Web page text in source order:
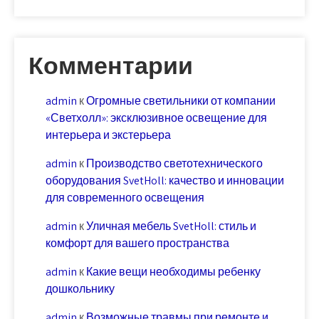
Комментарии
admin кОгромные светильники от компании
«Светхолл»: эксклюзивное освещение для
интерьера и экстерьера
admin кПроизводство светотехнического
оборудования SvetHoll: качество и инновации
для современного освещения
admin кУличная мебель SvetHoll: стиль и
комфорт для вашего пространства
admin кКакие вещи необходимы ребенку
дошкольнику